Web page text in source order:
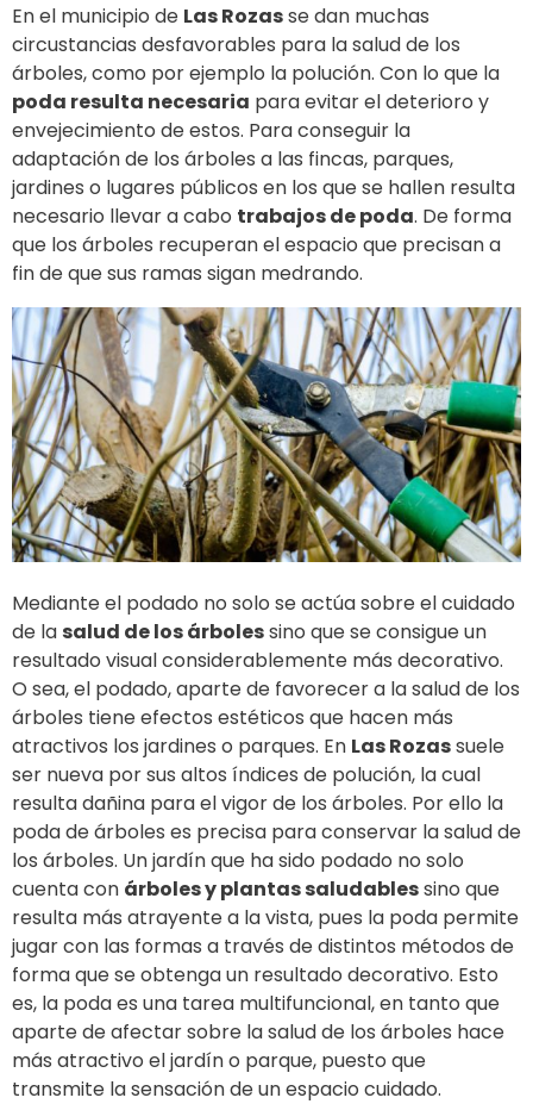
En el municipio de Las Rozasse dan muchas
circustancias desfavorables para la salud de los
árboles, como por ejemplo la polución. Con lo que la
poda resulta necesaria para evitar el deterioro y
envejecimiento de estos. Para conseguir la
adaptación de los árboles a las fincas, parques,
jardines o lugares públicos en los que se hallen resulta
necesario llevar a cabo trabajos de poda. De forma
que los árboles recuperan el espacio que precisan a
fin de que sus ramas sigan medrando.
Mediante el podado no solo se actúa sobre el cuidado
de la salud de los árbolessino que se consigue un
resultado visual considerablemente más decorativo.
O sea, el podado, aparte de favorecer a la salud de los
árboles tiene efectos estéticos que hacen más
atractivos los jardines o parques. En Las Rozassuele
ser nueva por sus altos índices de polución, la cual
resulta dañina para el vigor de los árboles. Por ello la
poda de árboles es precisa para conservar la salud de
los árboles. Un jardín que ha sido podado no solo
cuenta con árboles y plantas saludablessino que
resulta más atrayente a la vista, pues la poda permite
jugar con las formas a través de distintos métodos de
forma que se obtenga un resultado decorativo. Esto
es, la poda es una tarea multifuncional, en tanto que
aparte de afectar sobre la salud de los árboles hace
más atractivo el jardín o parque, puesto que
transmite la sensación de un espacio cuidado.